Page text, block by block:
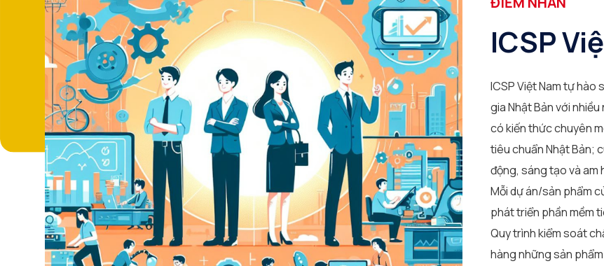
ICSP
ICSP Việt Nam tự
gia Nhật Bản với
có kiến thức chuyên
tiêu chuẩn Nhật Bản;
động, sáng tạo và am
Mỗi dự án/sản phẩm
phát triển phần mềm
Quy trình kiểm soát
hàng những sản